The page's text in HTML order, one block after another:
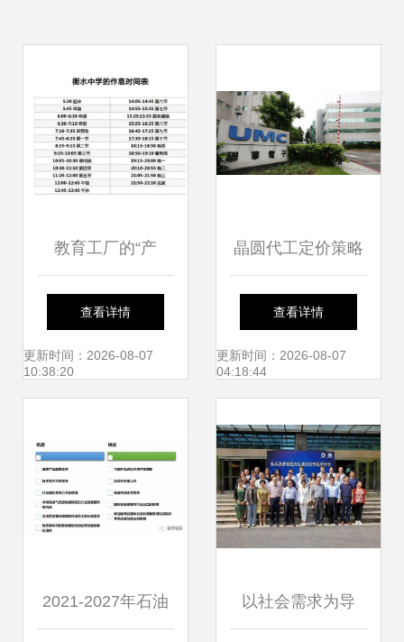
教育工厂的“产
品”与社会现实 快
乐教育的谎言被戳
查看详情
更新时间：2026-08-07
10:38:20
晶圆代工定价策略
与客户盈利能力的
博弈——产业咨询
查看详情
更新时间：2026-08-07
04:18:44
2021-2027年石油 以社会需求为导